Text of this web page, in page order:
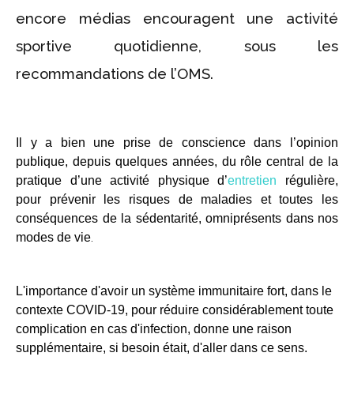
encore médias encouragent une activité
sportive quotidienne, sous les
recommandations de l’OMS.
Il y a bien une prise de conscience dans l’opinion
publique, depuis quelques années, du rôle central de la
pratique d’une activité physique d’entretien régulière,
pour prévenir les risques de maladies et toutes les
conséquences de la sédentarité, omniprésents dans nos
modes de vie.
L'importance d'avoir un système immunitaire fort, dans le
contexte COVID-19, pour réduire considérablement toute
complication en cas d'infection, donne une raison
supplémentaire, si besoin était, d'aller dans ce sens.